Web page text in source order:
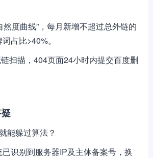
然度曲线”，每月新增不超过总外链的
占比>40%。
扫描，404页面24小时内提交百度删
能躲过算法？
识别到服务器IP及主体备案号，换